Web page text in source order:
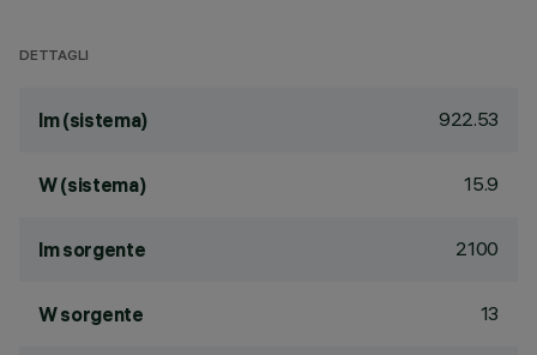
DETTAGLI
lm (sistema) 922.53
W (sistema) 15.9
lm sorgente 2100
W sorgente 13